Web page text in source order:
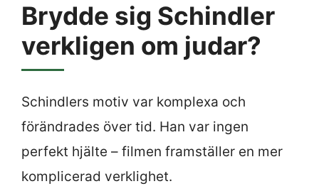
Brydde sig Schindler
verkligen om judar?
Schindlers motiv var komplexa och
förändrades över tid. Han var ingen
perfekt hjälte – filmen framställer en mer
komplicerad verklighet.